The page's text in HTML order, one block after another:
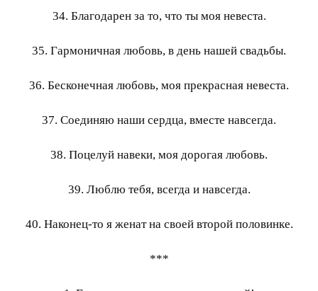
34. Благодарен за то, что ты моя невеста.
35. Гармоничная любовь, в день нашей свадьбы.
36. Бесконечная любовь, моя прекрасная невеста.
37. Соединяю наши сердца, вместе навсегда.
38. Поцелуй навеки, моя дорогая любовь.
39. Люблю тебя, всегда и навсегда.
40. Наконец-то я женат на своей второй половинке.
***